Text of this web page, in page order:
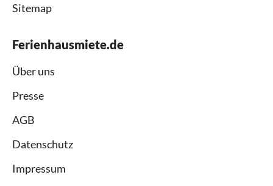
Sitemap
Ferienhausmiete.de
Über uns
Presse
AGB
Datenschutz
Impressum